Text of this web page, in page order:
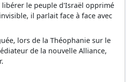
le peuple d'Israël opprimé
il parlait face à face avec
lors de la Théophanie sur le
de la nouvelle Alliance,